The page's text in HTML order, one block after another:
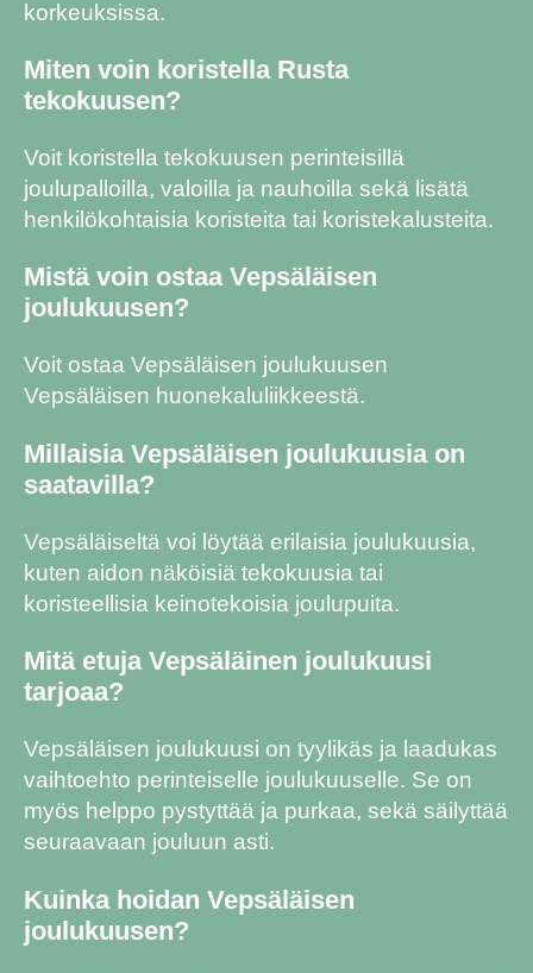
korkeuksissa.
Miten voin koristella Rusta
tekokuusen?
Voit koristella tekokuusen perinteisillä
joulupalloilla, valoilla ja nauhoilla sekä lisätä
henkilökohtaisia koristeita tai koristekalusteita.
Mistä voin ostaa Vepsäläisen
joulukuusen?
Voit ostaa Vepsäläisen joulukuusen
Vepsäläisen huonekaluliikkeestä.
Millaisia Vepsäläisen joulukuusia on
saatavilla?
Vepsäläiseltä voi löytää erilaisia joulukuusia,
kuten aidon näköisiä tekokuusia tai
koristeellisia keinotekoisia joulupuita.
Mitä etuja Vepsäläinen joulukuusi
tarjoaa?
Vepsäläisen joulukuusi on tyylikäs ja laadukas
vaihtoehto perinteiselle joulukuuselle. Se on
myös helppo pystyttää ja purkaa, sekä säilyttää
seuraavaan jouluun asti.
Kuinka hoidan Vepsäläisen
joulukuusen?